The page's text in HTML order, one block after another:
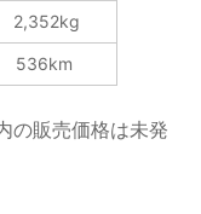
2,352kg
536km
の販売価格は未発